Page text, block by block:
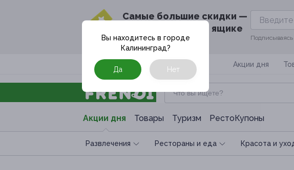
Cамые большие скидки —
в твоём почтовом ящике
Подписываясь
Москва Акции дня
Акции дня Товары Туризм РестоКупоны
Развлечения Рестораны и еда Красота и
Вы находитесь в городе
Калининград?
Да Нет